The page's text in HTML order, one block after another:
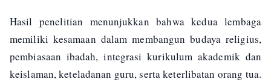
Hasil penelitian menunjukkan bahwa kedua lembaga
memiliki kesamaan dalam membangun budaya religius,
pembiasaan ibadah, integrasi kurikulum akademik dan
keislaman, keteladanan guru, serta keterlibatan orang tua.